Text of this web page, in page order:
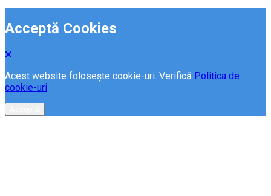
Acceptă Cookies
Acest website folosește cookie-uri. Verifică Politica de
cookie-uri